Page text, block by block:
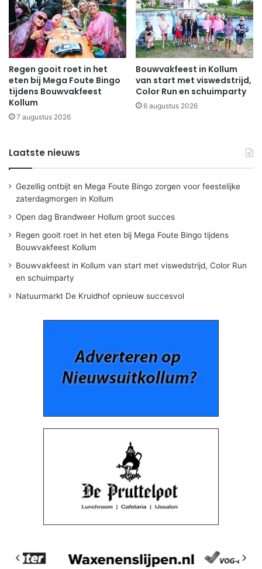
Regen gooit roet in het
eten bij Mega Foute Bingo
tijdens Bouwvakfeest
Kollum
7 augustus 2026
Bouwvakfeest in Kollum
van start met viswedstrijd,
Color Run en schuimparty
6 augustus 2026
Laatste nieuws
Gezellig ontbijt en Mega Foute Bingo zorgen voor feestelijke
zaterdagmorgen in Kollum
Open dag Brandweer Hollum groot succes
Regen gooit roet in het eten bij Mega Foute Bingo tijdens
Bouwvakfeest Kollum
Bouwvakfeest in Kollum van start met viswedstrijd, Color Run
en schuimparty
Natuurmarkt De Kruidhof opnieuw succesvol